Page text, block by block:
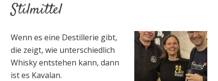
Stilmittel
Wenn es eine Destillerie gibt,
die zeigt, wie unterschiedlich
Whisky entstehen kann, dann
ist es Kavalan.